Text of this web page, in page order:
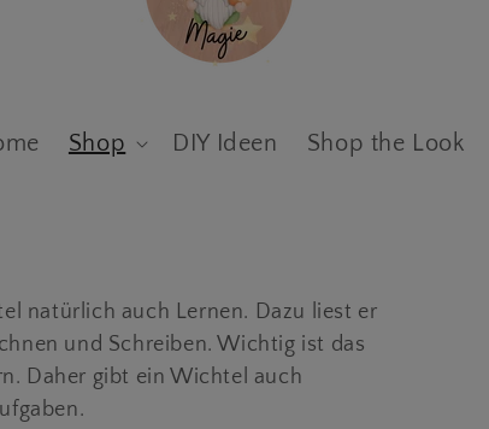
Shop DIY Ideen Shop the Look
natürlich auch Lernen. Dazu liest er
und Schreiben. Wichtig ist das
Daher gibt ein Wichtel auch